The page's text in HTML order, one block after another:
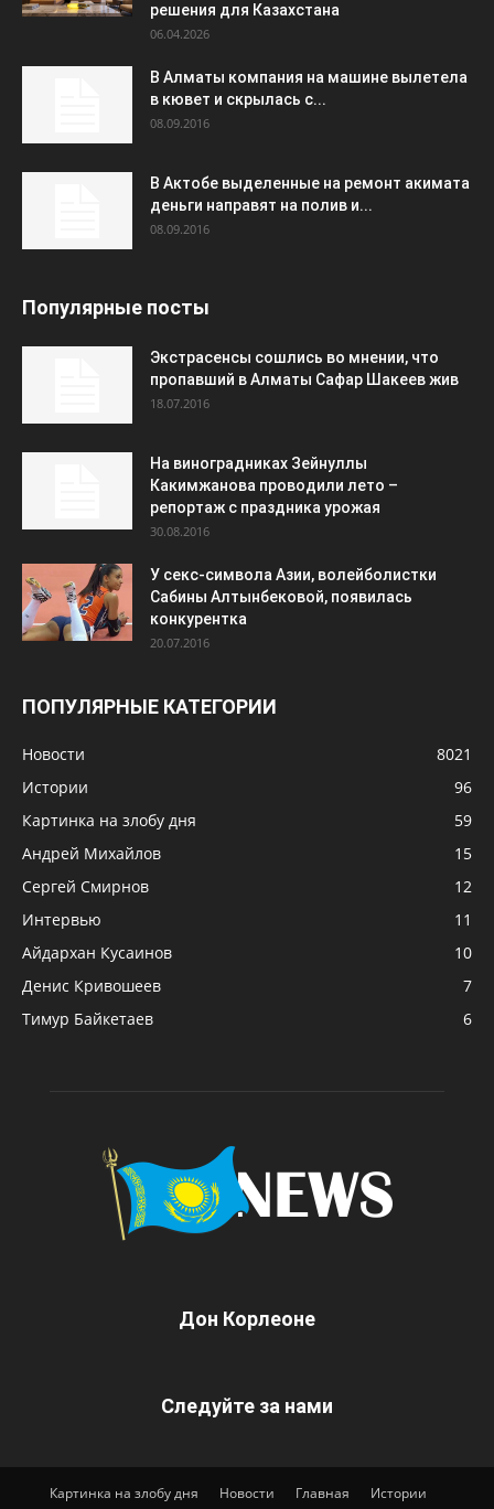
решения для Казахстана
06.04.2026
В Алматы компания на машине вылетела
в кювет и скрылась с...
08.09.2016
В Актобе выделенные на ремонт акимата
деньги направят на полив и...
08.09.2016
Популярные посты
Экстрасенсы сошлись во мнении, что
пропавший в Алматы Сафар Шакеев жив
18.07.2016
На виноградниках Зейнуллы
Какимжанова проводили лето –
репортаж с праздника урожая
30.08.2016
У секс-символа Азии, волейболистки
Сабины Алтынбековой, появилась
конкурентка
20.07.2016
ПОПУЛЯРНЫЕ КАТЕГОРИИ
Новости
8021
Истории
96
Картинка на злобу дня
59
Андрей Михайлов
15
Сергей Смирнов
12
Интервью
11
Айдархан Кусаинов
10
Денис Кривошеев
7
Тимур Байкетаев
6
Дон Корлеоне
Следуйте за нами
Картинка на злобу дня Новости Главная
Истории